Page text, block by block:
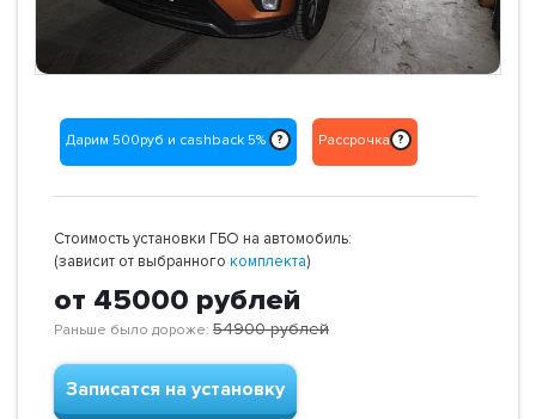
Дарим 500руб и cashback 5% ? Рассрочка ?
Стоимость установки ГБО на автомобиль:
(зависит от выбранного комплекта)
от 45000 рублей
Раньше было дороже: 54900рублей
Записатся на установку